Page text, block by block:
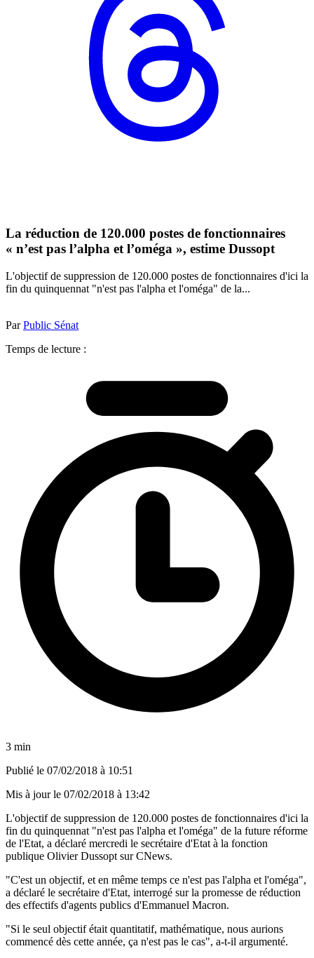
La réduction de 120.000 postes de fonctionnaires
« n’est pas l’alpha et l’oméga », estime Dussopt
L'objectif de suppression de 120.000 postes de fonctionnaires d'ici la
fin du quinquennat "n'est pas l'alpha et l'oméga" de la...
ParPublic Sénat
Temps de lecture :
3 min
Publié le 07/02/2018 à 10:51
Mis à jour le 07/02/2018 à 13:42
L'objectif de suppression de 120.000 postes de fonctionnaires d'ici la
fin du quinquennat "n'est pas l'alpha et l'oméga" de la future réforme
de l'Etat, a déclaré mercredi le secrétaire d'Etat à la fonction
publique Olivier Dussopt sur CNews.
"C'est un objectif, et en même temps ce n'est pas l'alpha et l'oméga",
a déclaré le secrétaire d'Etat, interrogé sur la promesse de réduction
des effectifs d'agents publics d'Emmanuel Macron.
"Si le seul objectif était quantitatif, mathématique, nous aurions
commencé dès cette année, ça n'est pas le cas", a-t-il argumenté.